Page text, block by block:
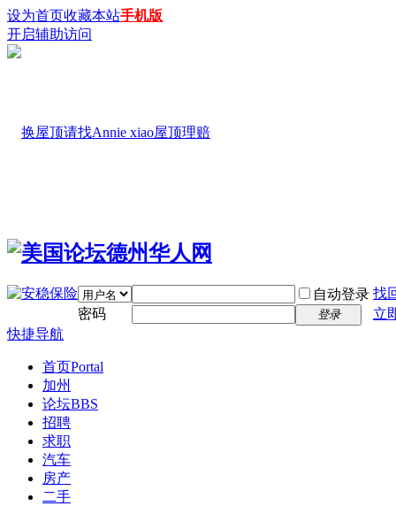
设为首页收藏本站手机版
开启辅助访问
自动登录 找
密码
登录
立
快捷导航
首页Portal
加州
论坛BBS
招聘
求职
汽车
房产
二手